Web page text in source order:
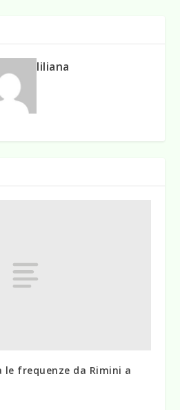
liliana
le frequenze da Rimini a